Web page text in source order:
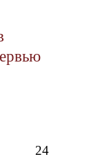
24